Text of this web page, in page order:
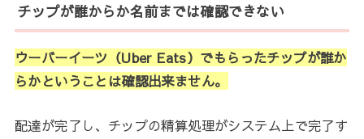
チップが誰からか名前までは確認できない
ウーバーイーツ（Uber Eats）でもらったチップが誰か
らかということは確認出来ません。
配達が完了し、チップの精算処理がシステム上で完了す